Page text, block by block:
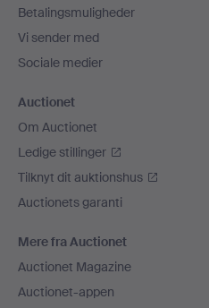
Betalingsmuligheder
Vi sender med
Sociale medier
Auctionet
Om Auctionet
Ledige stillinger
Tilknyt dit auktionshus
Auctionets garanti
Mere fra Auctionet
Auctionet Magazine
Auctionet-appen